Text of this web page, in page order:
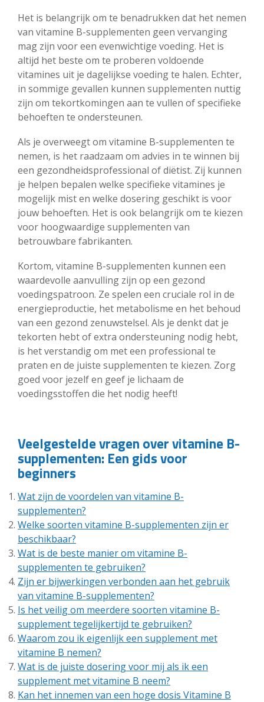
Het is belangrijk om te benadrukken dat het nemen
van vitamine B-supplementen geen vervanging
mag zijn voor een evenwichtige voeding. Het is
altijd het beste om te proberen voldoende
vitamines uit je dagelijkse voeding te halen. Echter,
in sommige gevallen kunnen supplementen nuttig
zijn om tekortkomingen aan te vullen of specifieke
behoeften te ondersteunen.
Als je overweegt om vitamine B-supplementen te
nemen, is het raadzaam om advies in te winnen bij
een gezondheidsprofessional of diëtist. Zij kunnen
je helpen bepalen welke specifieke vitamines je
mogelijk mist en welke dosering geschikt is voor
jouw behoeften. Het is ook belangrijk om te kiezen
voor hoogwaardige supplementen van
betrouwbare fabrikanten.
Kortom, vitamine B-supplementen kunnen een
waardevolle aanvulling zijn op een gezond
voedingspatroon. Ze spelen een cruciale rol in de
energieproductie, het metabolisme en het behoud
van een gezond zenuwstelsel. Als je denkt dat je
tekorten hebt of extra ondersteuning nodig hebt,
is het verstandig om met een professional te
praten en de juiste supplementen te kiezen. Zorg
goed voor jezelf en geef je lichaam de
voedingsstoffen die het nodig heeft!
Veelgestelde vragen over vitamine B-
supplementen: Een gids voor
beginners
Wat zijn de voordelen van vitamine B-
supplementen?
Welke soorten vitamine B-supplementen zijn er
beschikbaar?
Wat is de beste manier om vitamine B-
supplementen te gebruiken?
Zijn er bijwerkingen verbonden aan het gebruik
van vitamine B-supplementen?
Is het veilig om meerdere soorten vitamine B-
supplement tegelijkertijd te gebruiken?
Waarom zou ik eigenlijk een supplement met
vitamine B nemen?
Wat is de juiste dosering voor mij als ik een
supplement met vitamine B neem?
Kan het innemen van een hoge dosis Vitamine B